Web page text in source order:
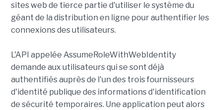
sites web de tierce partie d'utiliser le système du
géant de la distribution en ligne pour authentifier les
connexions des utilisateurs.
L'API appelée AssumeRoleWithWebIdentity
demande aux utilisateurs qui se sont déjà
authentifiés auprès de l'un des trois fournisseurs
d'identité publique des informations d'identification
de sécurité temporaires. Une application peut alors